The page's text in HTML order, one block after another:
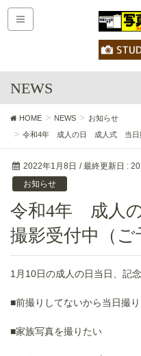
NEWS
HOME NEWS
お知らせ
令和4年 成人の日 成人式 当日撮
2022年1月8日 / 最終更新日 :
お知らせ
令和4年 成人の日 成人式 当日
撮影受付中（ご
1月10日の成人の日当日、記
■前撮りしてないから当日撮
■家族写真を撮りたい